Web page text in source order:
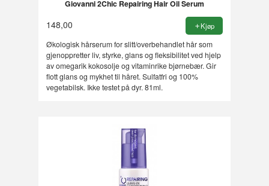
Giovanni 2Chic Repairing Hair Oil Serum
148,00 Kjøp
Økologisk hårserum for slitt/overbehandlet hår som
gjenoppretter liv, styrke, glans og fleksibilitet ved hjelp
av omegarik kokosolje og vitaminrike bjørnebær. Gir
flott glans og mykhet til håret. Sulfatfri og 100%
vegetabilsk. Ikke testet på dyr. 81ml.